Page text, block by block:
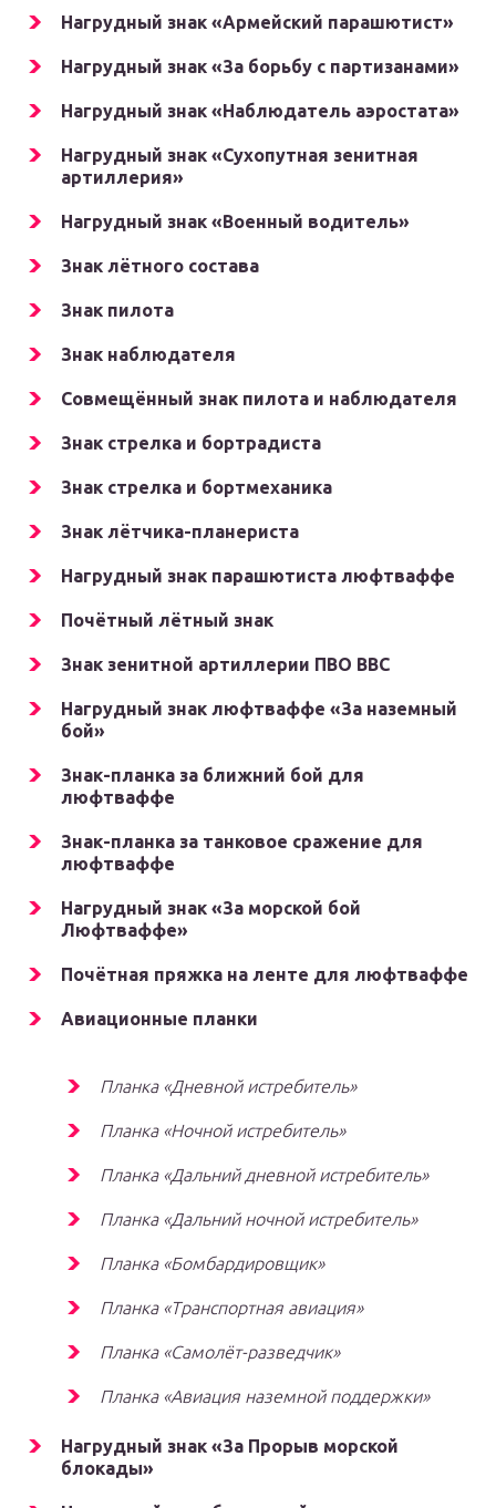
Нагрудный знак «Армейский парашютист»
Нагрудный знак «За борьбу с партизанами»
Нагрудный знак «Наблюдатель аэростата»
Нагрудный знак «Сухопутная зенитная
артиллерия»
Нагрудный знак «Военный водитель»
Знак лётного состава
Знак пилота
Знак наблюдателя
Совмещённый знак пилота и наблюдателя
Знак стрелка и бортрадиста
Знак стрелка и бортмеханика
Знак лётчика-планериста
Нагрудный знак парашютиста люфтваффе
Почётный лётный знак
Знак зенитной артиллерии ПВО ВВС
Нагрудный знак люфтваффе «За наземный
бой»
Знак-планка за ближний бой для
люфтваффе
Знак-планка за танковое сражение для
люфтваффе
Нагрудный знак «За морской бой
Люфтваффе»
Почётная пряжка на ленте для люфтваффе
Авиационные планки
Планка «Дневной истребитель»
Планка «Ночной истребитель»
Планка «Дальний дневной истребитель»
Планка «Дальний ночной истребитель»
Планка «Бомбардировщик»
Планка «Транспортная авиация»
Планка «Самолёт-разведчик»
Планка «Авиация наземной поддержки»
Нагрудный знак «За Прорыв морской
блокады»